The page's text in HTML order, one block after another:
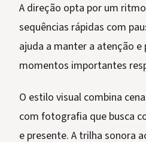
A direção opta por um
sequências rápidas com
ajuda a manter a atenção
momentos importantes
O estilo visual combina
com fotografia que busca
e presente. A trilha sonora